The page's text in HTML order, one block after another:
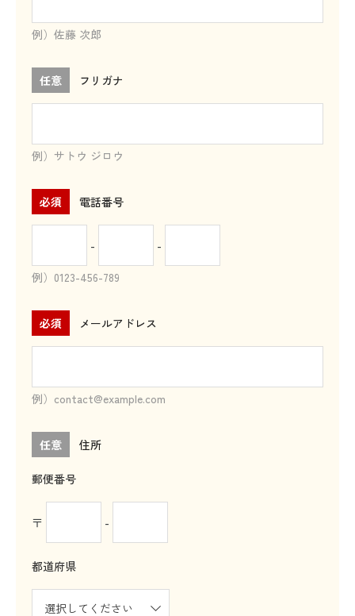
例）佐藤 次郎
フリガナ
任意
例）サトウ ジロウ
電話番号
必須
-
-
例）0123-456-789
メールアドレス
必須
例）contact@example.com
住所
任意
郵便番号
〒 -
都道府県